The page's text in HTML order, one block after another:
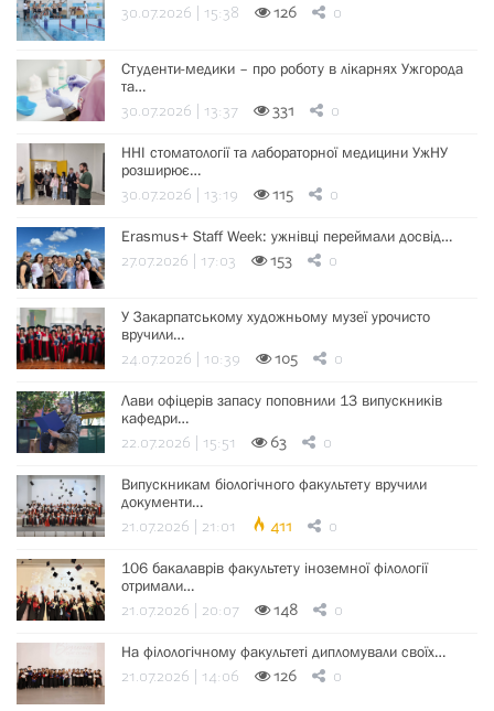
30.07.2026 | 15:38 126 0
Студенти-медики – про роботу в лікарнях Ужгорода
та…
30.07.2026 | 13:37 331 0
ННІ стоматології та лабораторної медицини УжНУ
розширює…
30.07.2026 | 13:19 115 0
Erasmus+ Staff Week: ужнівці переймали досвід…
27.07.2026 | 17:03 153 0
У Закарпатському художньому музеї урочисто
вручили…
24.07.2026 | 10:39 105 0
Лави офіцерів запасу поповнили 13 випускників
кафедри…
22.07.2026 | 15:51 63 0
Випускникам біологічного факультету вручили
документи…
21.07.2026 | 21:01 411 0
106 бакалаврів факультету іноземної філології
отримали…
21.07.2026 | 20:07 148 0
На філологічному факультеті дипломували своїх…
21.07.2026 | 14:06 126 0